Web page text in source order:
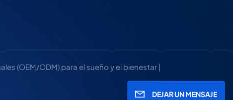
(OEM/ODM) para el sueño y el bienestar |
DEJAR UN MENSAJE